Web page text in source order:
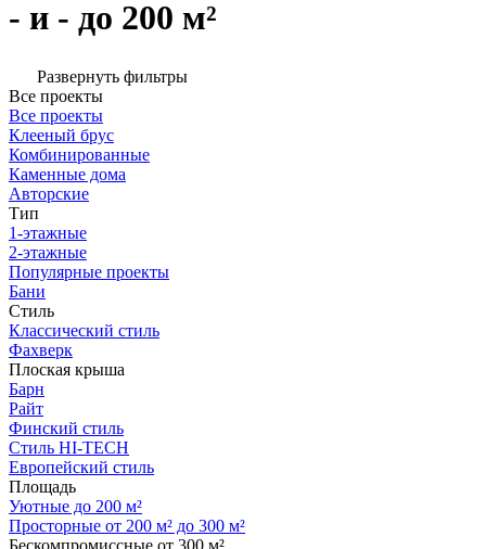
- и - до 200 м²
Развернуть фильтры
Все проекты
Все проекты
Клееный брус
Комбинированные
Каменные дома
Авторские
Тип
1-этажные
2-этажные
Популярные проекты
Бани
Стиль
Классический стиль
Фахверк
Плоская крыша
Барн
Райт
Финский стиль
Стиль HI-TECH
Европейский стиль
Площадь
Уютные до 200 м²
Просторные от 200 м² до 300 м²